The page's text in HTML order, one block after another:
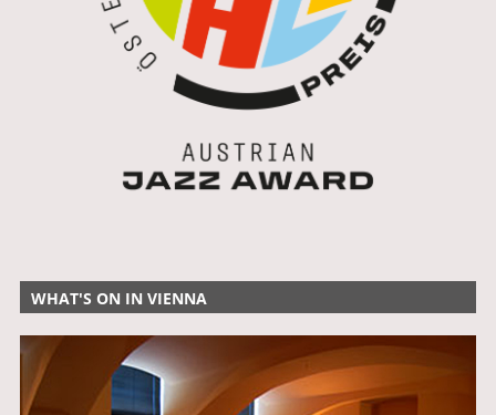
WHAT'S ON IN VIENNA